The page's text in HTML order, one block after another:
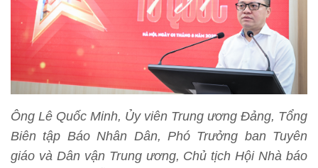
Ông Lê Quốc Minh, Ủy viên Trung ương Đảng, Tổng
Biên tập Báo Nhân Dân, Phó Trưởng ban Tuyên
giáo và Dân vận Trung ương, Chủ tịch Hội Nhà báo